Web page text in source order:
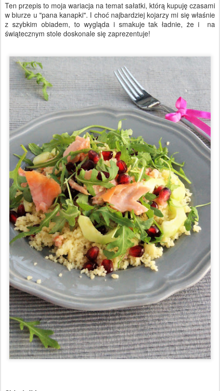
Ten przepis to moja wariacja na temat sałatki, którą kupuję czasami
w biurze u "pana kanapki". I choć najbardziej kojarzy mi się właśnie
z szybkim obiadem, to wygląda i smakuje tak ładnie, że i na
świątecznym stole doskonale się zaprezentuje!